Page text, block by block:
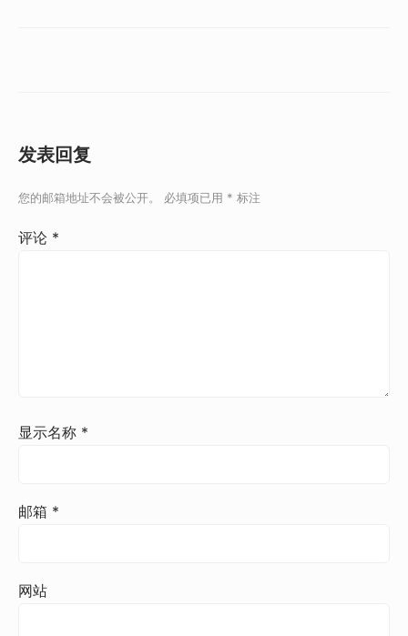
发表回复
您的邮箱地址不会被公开。 必填项已用 * 标注
评论 *
显示名称 *
邮箱 *
网站